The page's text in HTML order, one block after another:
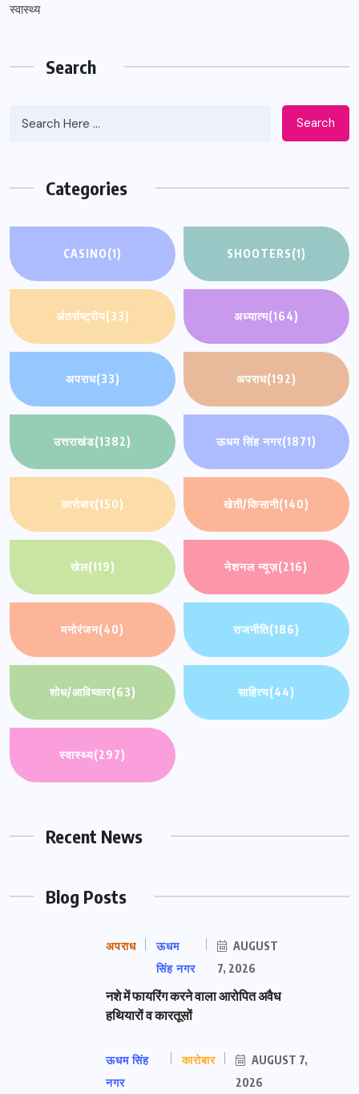
स्वास्थ्य
Search
Search
Categories
CASINO(1) SHOOTERS(1)
अंतर्राष्ट्रीय(33) अध्यात्म(164)
अपराध(33) अपराध(192)
उत्तराखंड(1382) ऊधम सिंह नगर(1871)
कारोबार(150) खेती/किसानी(140)
खेल(119) नेशनल न्यूज़(216)
मनोरंजन(40) राजनीति(186)
शोध/आविष्कार(63) साहित्य(44)
स्वास्थ्य(297)
Recent News
Blog Posts
अपराध
ऊधम
सिंह नगर
AUGUST
7, 2026
नशे में फायरिंग करने वाला आरोपित अवैध
हथियारों व कारतूसों
ऊधम सिंह
नगर
कारोबार
AUGUST 7,
2026